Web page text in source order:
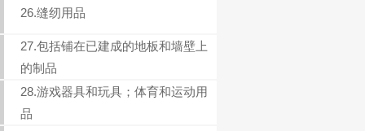
26.缝纫用品
27.包括铺在已建成的地板和墙壁上
的制品
28.游戏器具和玩具；体育和运动用
品